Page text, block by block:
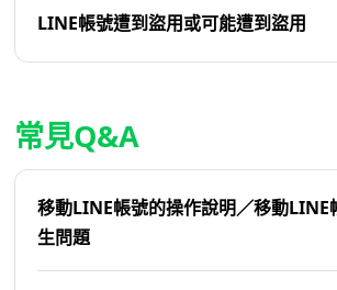
LINE帳號遭到盜用或可能遭到盜用
常見Q&A
移動LINE帳號的操作說明／移動LINE
生問題